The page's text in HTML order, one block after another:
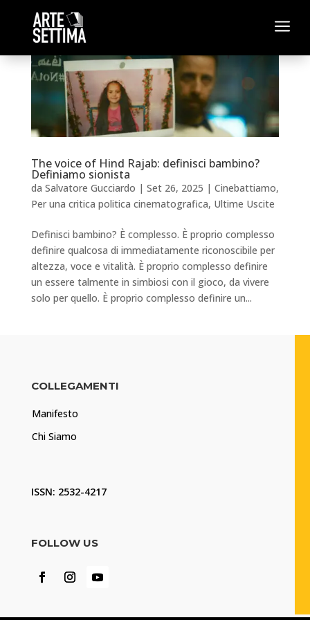
a
The voice of Hind Rajab: definisci bambino?
Definiamo sionista
da Salvatore Gucciardo | Set 26, 2025 | Cinebattiamo,
Per una critica politica cinematografica, Ultime Uscite
Definisci bambino? È complesso. È proprio complesso
definire qualcosa di immediatamente riconoscibile per
altezza, voce e vitalità. È proprio complesso definire
un essere talmente in simbiosi con il gioco, da vivere
solo per quello. È proprio complesso definire un...
COLLEGAMENTI
Manifesto
Chi Siamo
ISSN: 2532-4217
FOLLOW US